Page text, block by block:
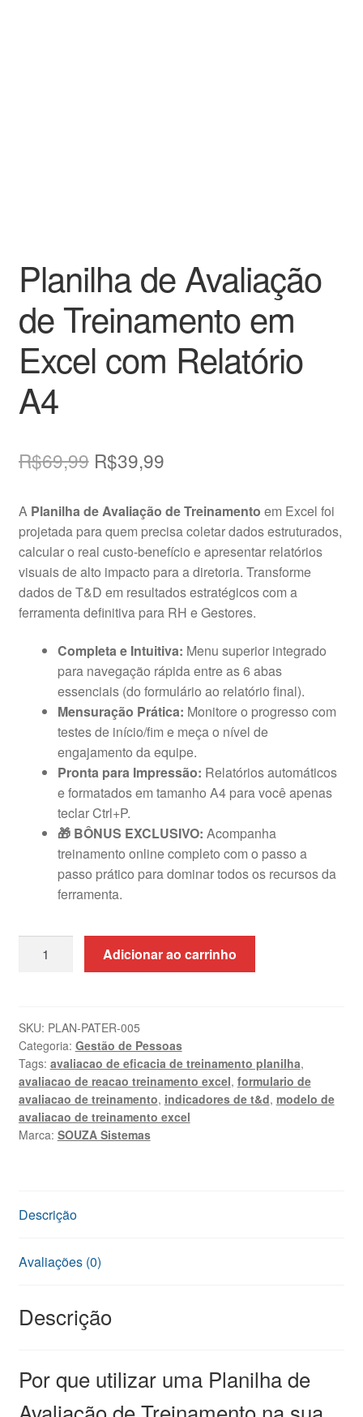
Planilha de Avaliação
de Treinamento em
Excel com Relatório
A4
R$69,99 O
original
era:
R$69,99.
R$39,99O
atual
é:
R$39,99.
A Planilha de Avaliação de Treinamento em Excel foi
projetada para quem precisa coletar dados estruturados,
calcular o real custo-benefício e apresentar relatórios
visuais de alto impacto para a diretoria. Transforme
dados de T&D em resultados estratégicos com a
ferramenta definitiva para RH e Gestores.
Completa e Intuitiva: Menu superior integrado
para navegação rápida entre as 6 abas
essenciais (do formulário ao relatório final).
Mensuração Prática: Monitore o progresso com
testes de início/fim e meça o nível de
engajamento da equipe.
Pronta para Impressão: Relatórios automáticos
e formatados em tamanho A4 para você apenas
teclar Ctrl+P.
🎁 BÔNUS EXCLUSIVO: Acompanha
treinamento online completo com o passo a
passo prático para dominar todos os recursos da
ferramenta.
Treinamento
em
Excel
com
Relatório
A4
Adicionar ao carrinho
SKU: PLAN-PATER-005
Categoria: Gestão de Pessoas
Tags: avaliacao de eficacia de treinamento planilha,
avaliacao de reacao treinamento excel, formulario de
avaliacao de treinamento, indicadores de t&d, modelo de
avaliacao de treinamento excel
Marca: SOUZA Sistemas
Descrição
Avaliações (0)
Descrição
Por que utilizar uma Planilha de